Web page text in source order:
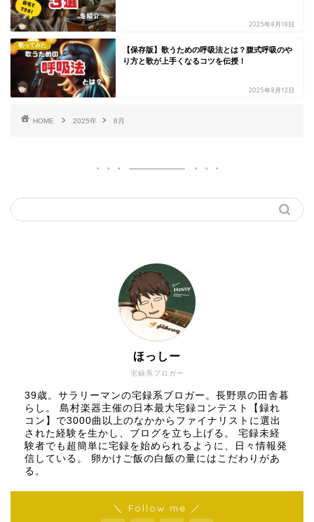
2025年8月18日
歌ってみた
【保存版】歌うための呼吸法とは？腹式呼吸のや
り方と歌が上手くなるコツを伝授！
2025年8月12日
HOME 2025年 8月
宅録系ブロガー
ほっしー
39歳。サラリーマンの宅録系ブロガー。長野県の田舎暮
らし。 島村楽器主催の日本最大宅録コンテスト【録れ
コン】で3000曲以上のなかからファイナリストに選出
された経験を生かし、ブログを立ち上げる。 宅録未経
験者でも超簡単に宅録を始められるように、日々情報発
信している。 卵かけご飯の白飯の量にはこだわりがあ
る。
＼ Follow me ／